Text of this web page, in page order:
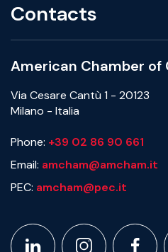
Contacts
American Chamber
Via Cesare Cantù 1 - 20123
Milano - Italia
Phone: +39 02 86 90 661
Email: amcham@amcham.it
PEC: amcham@pec.it